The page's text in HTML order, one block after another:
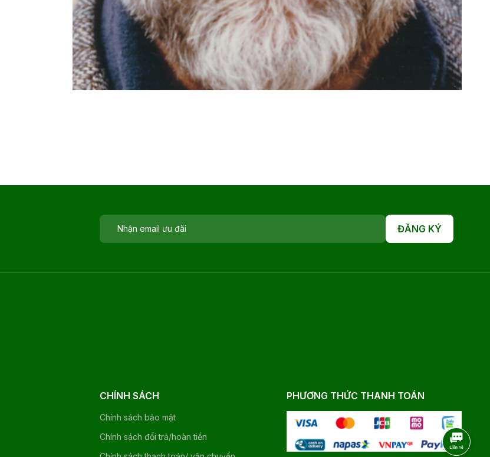
ĐĂNG KÝ
CHÍNH SÁCH
Chính sách bảo mật
Chính sách đổi trả/hoàn tiền
PHƯƠNG THỨC THANH TOÁN